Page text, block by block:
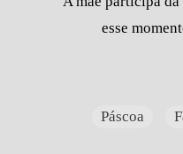
esse
Páscoa